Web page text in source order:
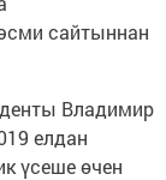
сайтыннан
Владимир
елдан
үсеше өчен